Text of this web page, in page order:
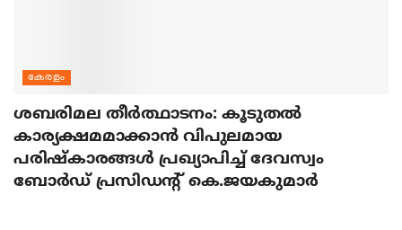
കേരളം
ശബരിമല തീര്‍ത്ഥാടനം: കൂടുതല്‍
കാര്യക്ഷമമാക്കാന്‍ വിപുലമായ
പരിഷ്‌കാരങ്ങള്‍ പ്രഖ്യാപിച്ച് ദേവസ്വം
ബോര്‍ഡ് പ്രസിഡന്റ് കെ.ജയകുമാര്‍